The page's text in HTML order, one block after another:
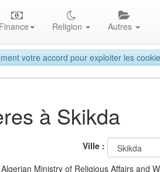
votre accord pour exploiter les
Finance Religion Autres
à Skikda
Ville :
Ministry of Religious Affairs and